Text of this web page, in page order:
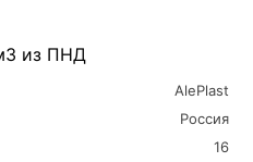
из ПНД
AlePlast
Россия
16